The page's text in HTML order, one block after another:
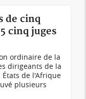
de cinq
cinq juges
ordinaire de la
dirigeants de la
États de l'Afrique
plusieurs